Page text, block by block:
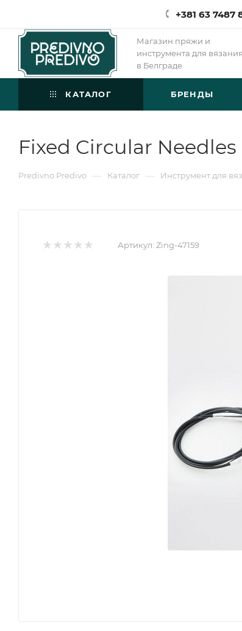
+381 63 7487
Магазин пряжи и
инструмента для вязания
в Белграде
КАТАЛОГ БРЕНДЫ
Fixed Circular
Predivno Predivo — Каталог — Инструмент для
Артикул: Zing-47159